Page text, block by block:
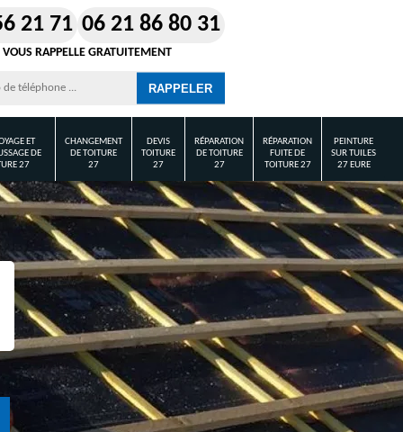
21 71 06 21 86 80 31
RAPPELLE GRATUITEMENT
ET
DE
27
CHANGEMENT
DE TOITURE
27
DEVIS
TOITURE
27
RÉPARATION
DE TOITURE
27
RÉPARATION
FUITE DE
TOITURE 27
PEINTURE
SUR TUILES
27 EURE